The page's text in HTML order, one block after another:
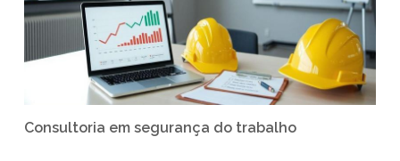
Consultoria em segurança do trabalho